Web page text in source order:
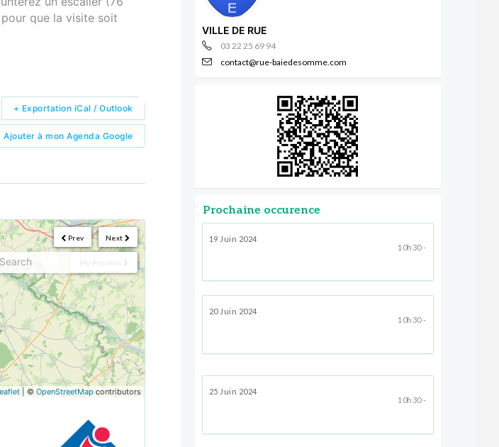
que la visite soit
Ajouter à mon Agenda Google
+ Exportation iCal / Outlook
Next
Prev
My Position
| © OpenStreetMapcontributors
VILLE DE RUE
03 22 25 69 94
contact@rue-baiedesomme.com
Prochaine occurence
19 Juin 2024
10h30 -
20 Juin 2024
10h30 -
25 Juin 2024
10h30 -